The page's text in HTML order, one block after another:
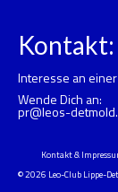
Kontakt:
Interesse an
Wende Dich an:
pr@leos-
Kontakt &
© 2026 Leo-Club Lippe-